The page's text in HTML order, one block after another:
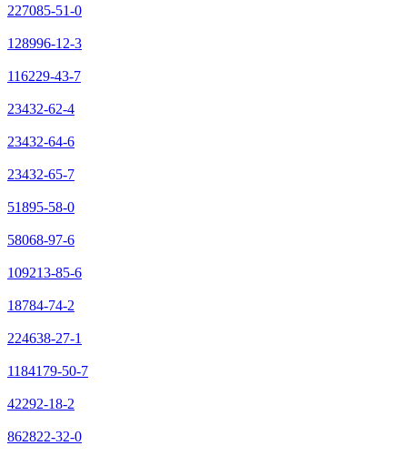
227085-51-0
128996-12-3
116229-43-7
23432-62-4
23432-64-6
23432-65-7
51895-58-0
58068-97-6
109213-85-6
18784-74-2
224638-27-1
1184179-50-7
42292-18-2
862822-32-0